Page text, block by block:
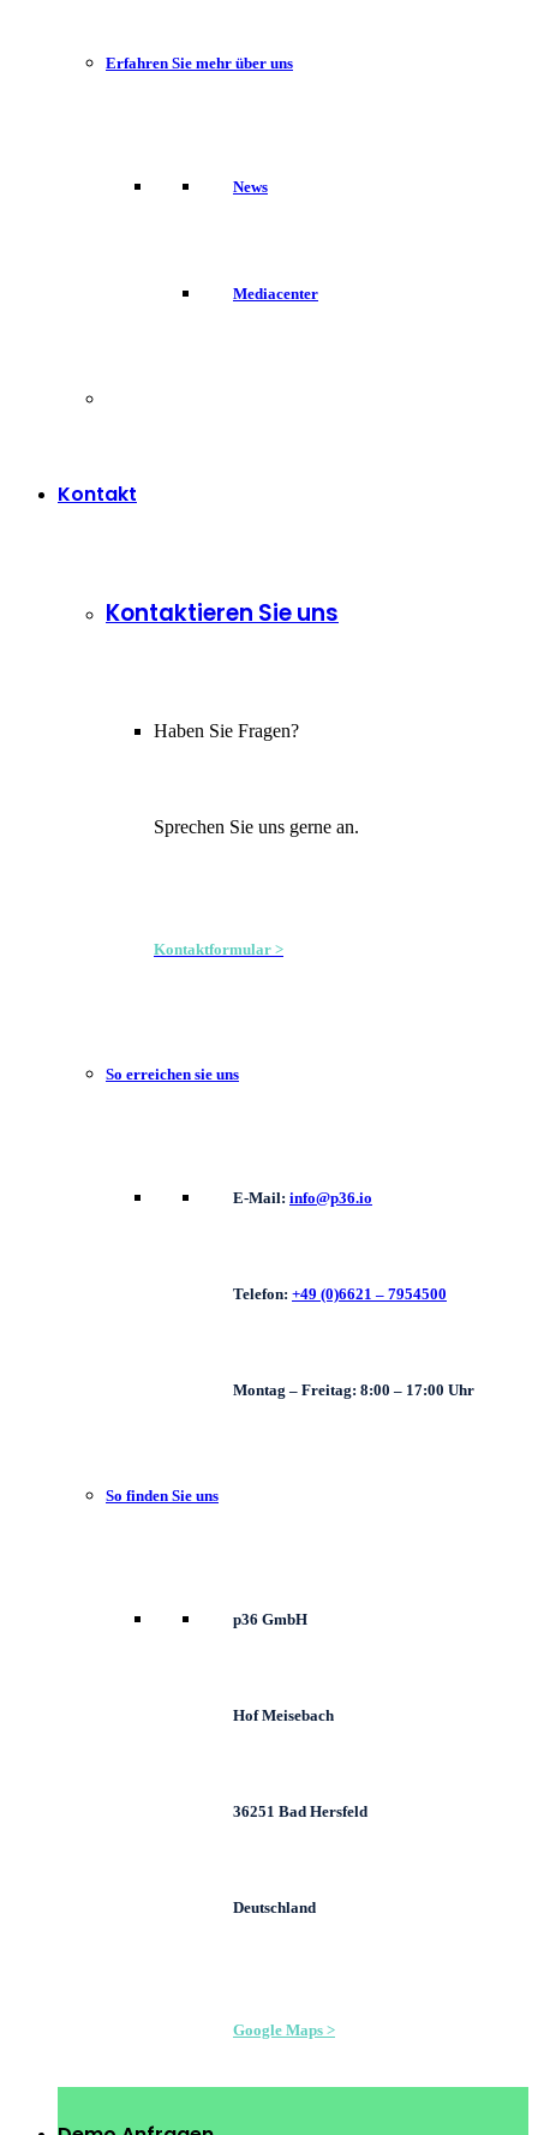
Erfahren Sie mehr über uns
News
Mediacenter
Kontakt
Kontaktieren Sie uns
Haben Sie Fragen?
Sprechen Sie uns gerne an.
Kontaktformular >
So erreichen sie uns
E-Mail: info@p36.io
Telefon: +49 (0)6621 – 7954500
Montag – Freitag: 8:00 – 17:00 Uhr
So finden Sie uns
p36 GmbH
Hof Meisebach
36251 Bad Hersfeld
Deutschland
Google Maps >